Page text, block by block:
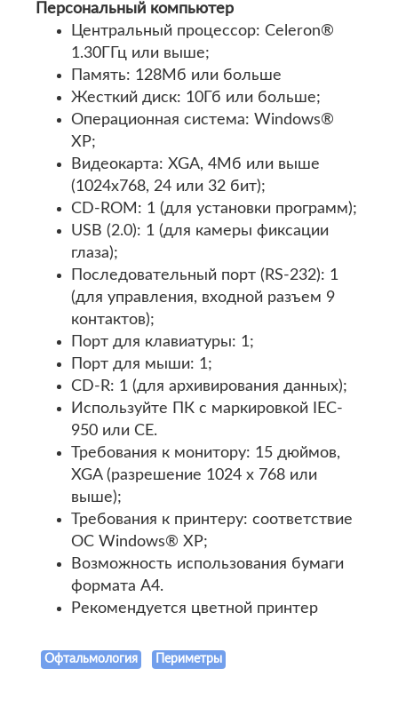
Персональный компьютер
Центральный процессор: Celeron®
1.30ГГц или выше;
Память: 128Мб или больше
Жесткий диск: 10Гб или больше;
Операционная система: Windows®
XP;
Видеокарта: XGA, 4Мб или выше
(1024x768, 24 или 32 бит);
CD-ROM: 1 (для установки программ);
USB (2.0): 1 (для камеры фиксации
глаза);
Последовательный порт (RS-232): 1
(для управления, входной разъем 9
контактов);
Порт для клавиатуры: 1;
Порт для мыши: 1;
CD-R: 1 (для архивирования данных);
Используйте ПК с маркировкой IEC-
950 или СЕ.
Требования к монитору: 15 дюймов,
XGA (разрешение 1024 х 768 или
выше);
Требования к принтеру: cоответствие
ОС Windows® XP;
Возможность использования бумаги
формата А4.
Рекомендуется цветной принтер
Офтальмология Периметры